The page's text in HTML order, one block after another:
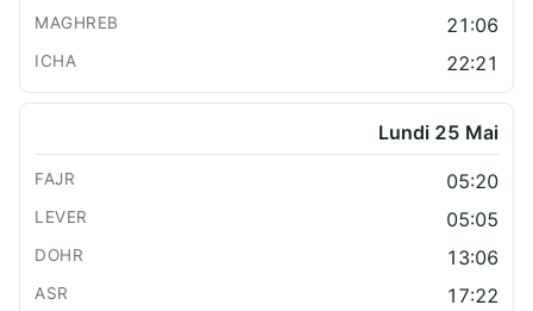
21:06
22:21
Lundi 25 Mai
05:20
05:05
13:06
17:22